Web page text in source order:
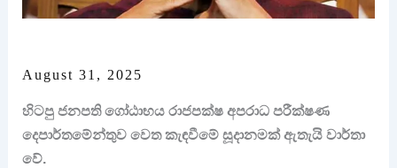
August 31, 2025
හිටපු ජනපති ගෝඨාභය රාජපක්ෂ අපරාධ පරීක්ෂණ
දෙපාර්තමේන්තුව වෙත කැඳවීමේ සූදානමක් ඇතැයි වාර්තා
වේ.